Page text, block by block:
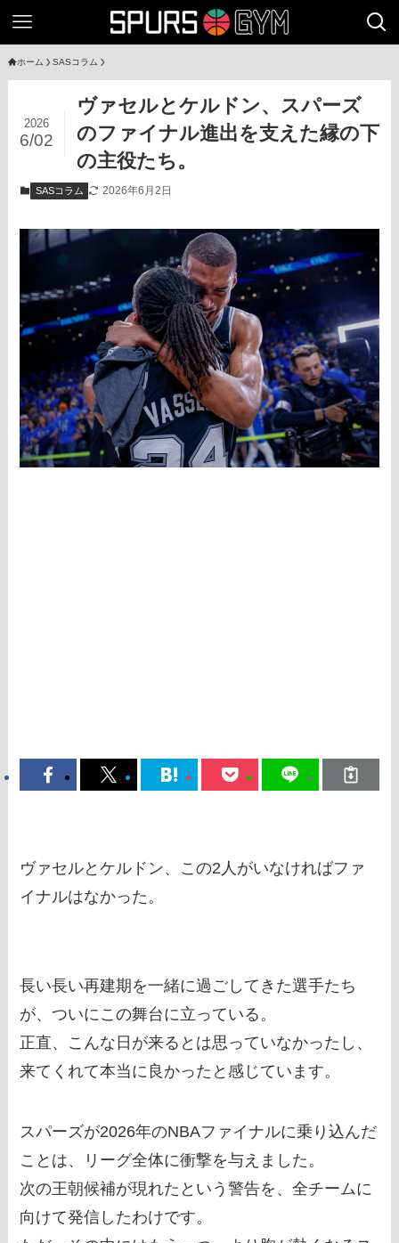
ホーム SASコラム
ヴァセルとケルドン、スパーズ
のファイナル進出を支えた縁の下
の主役たち。
2026
6/02
SASコラム 2026年6月2日
ヴァセルとケルドン、この2人がいなければファ
イナルはなかった。
長い長い再建期を一緒に過ごしてきた選手たち
が、ついにこの舞台に立っている。
正直、こんな日が来るとは思っていなかったし、
来てくれて本当に良かったと感じています。
スパーズが2026年のNBAファイナルに乗り込んだ
ことは、リーグ全体に衝撃を与えました。
次の王朝候補が現れたという警告を、全チームに
向けて発信したわけです。